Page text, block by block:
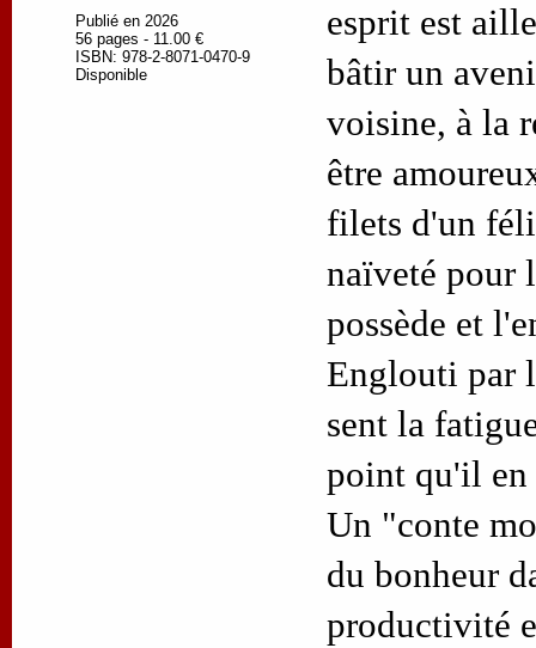
Publié en 2026
56 pages - 11.00 €
ISBN: 978-2-8071-0470-9
Disponible
esprit est
bâtir un
voisine, à la
être
filets d'un
naïveté pour
possède et
Englouti par
sent la
point qu'il en
Un "conte
du bonheur
productivité